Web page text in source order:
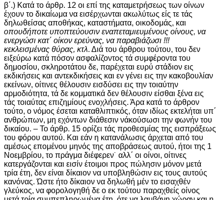
β΄.) Κατά το άρθρ. 12 οι επί της καταμετρήσεως των οίνων
έχουν το δικαίωμα να εισέρχωνται ακωλύτως είς τε τάς
δηλωθείσας αποθήκας, καταστήματα, οικοδομάς, και
οπουδήποτε υποπτεύουσιν εναπεταμιευμένους οίνους, να
ενεργώσι κατ΄ οίκον ερεύνας, να παραβιάζωσι !!!
κεκλεισμένας θύρας, κτλ. Διά του άρθρου τούτου, του δεν
ειξεύρω κατά πόσον ασφαλίζοντος τά συμφέροντα του
δημοσίου, σκληροτάτου δε, παρέχεται ευρύ στάδιον εις
εκδικήσεις και αντεκδικήσεις και εν γένει εις την κακοβουλίαν
εκείνων, οίτινες θέλουσιν εισδύσει εις την τοιαύτην
αρμοδιότητα, τά δε κομματικά δεν θέλουσιν είσθαι ξένα εις
τάς τοιαύτας επιζημίους ενοχλήσεις. Άρα κατά το άρθρον
τούτο, ο νόμος έσεται καταθλιπτικός, όταν ιδίως εκτελήται υπ΄
ανθρώπων, μη εχόντων διάθεσιν νάκούσωσι την φωνήν του
δικαίου. – Το άρθρ. 15 ορίζει τάς προθεσμίας της εισπράξεως
του φόρου αυτού. Και εάν η κατανάλωσις άρχεται από του
αμέσως επομένου μηνός της αποβράσεως αυτού, ήτοι της 1
Νοεμβρίου, το πράγμα διέφερεν˙ αλλ΄ οι οίνοι, οίτινες
κατεργάζονται και εισίν έτοιμοι προς πώλησιν μόνον μετά
τρία έτη, δεν είναι δίκαιον να υποβληθώσιν εις τους αυτούς
κανόνας. Ώστε ήτο δίκαιον να δηλωθή μέν το εισαχθέν
γλεύκος, να φορολογηθή δε ο εκ τούτου παραχθείς οίνος